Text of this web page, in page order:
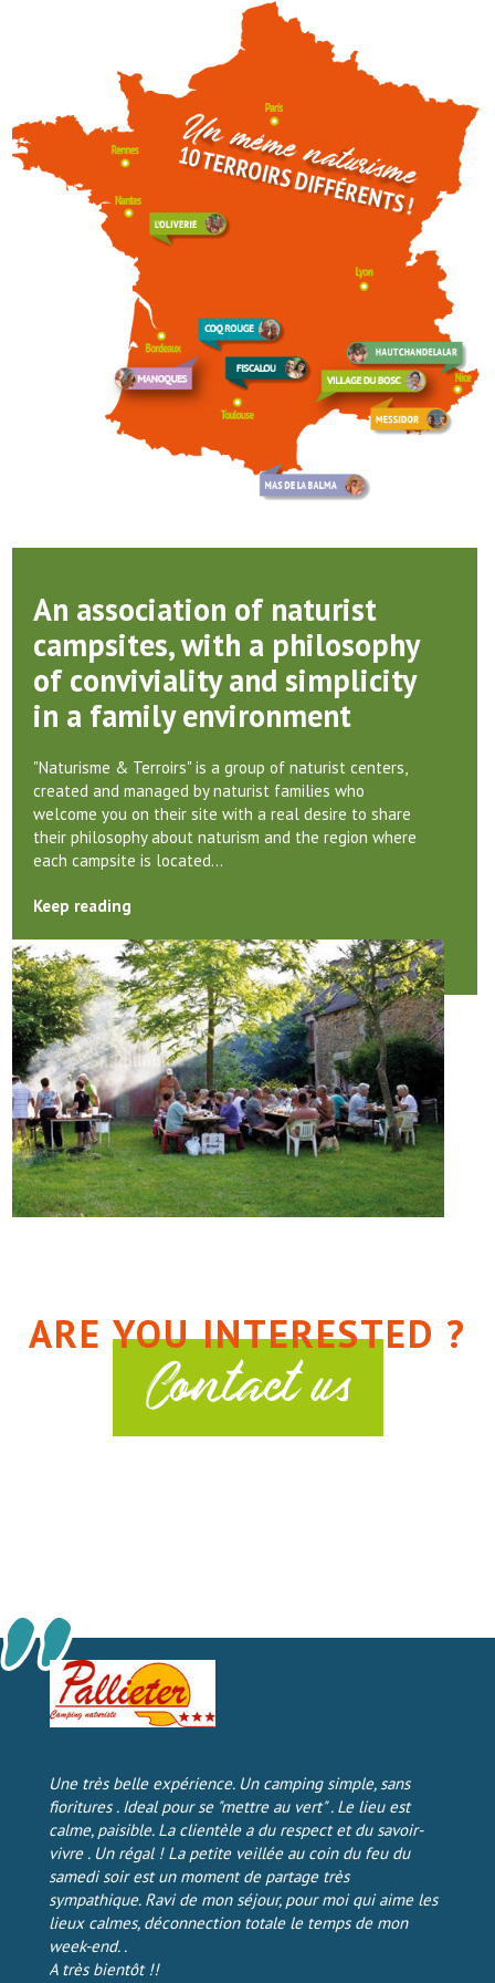
An association of naturist
campsites, with a philosophy
of conviviality and simplicity
in a family environment
"Naturisme & Terroirs" is a group of naturist centers,
created and managed by naturist families who
welcome you on their site with a real desire to share
their philosophy about naturism and the region where
each campsite is located…
Keep reading
ARE YOU INTERESTED ?
Contact us
Une très belle expérience. Un camping simple, sans
fioritures . Ideal pour se "mettre au vert" . Le lieu est
calme, paisible. La clientèle a du respect et du savoir-
vivre . Un régal ! La petite veillée au coin du feu du
samedi soir est un moment de partage très
sympathique. Ravi de mon séjour, pour moi qui aime les
lieux calmes, déconnection totale le temps de mon
week-end. .
A très bientôt !!